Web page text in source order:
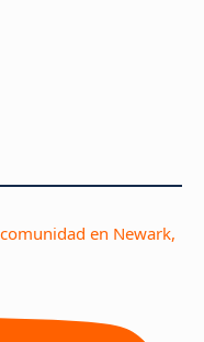
en Newark,